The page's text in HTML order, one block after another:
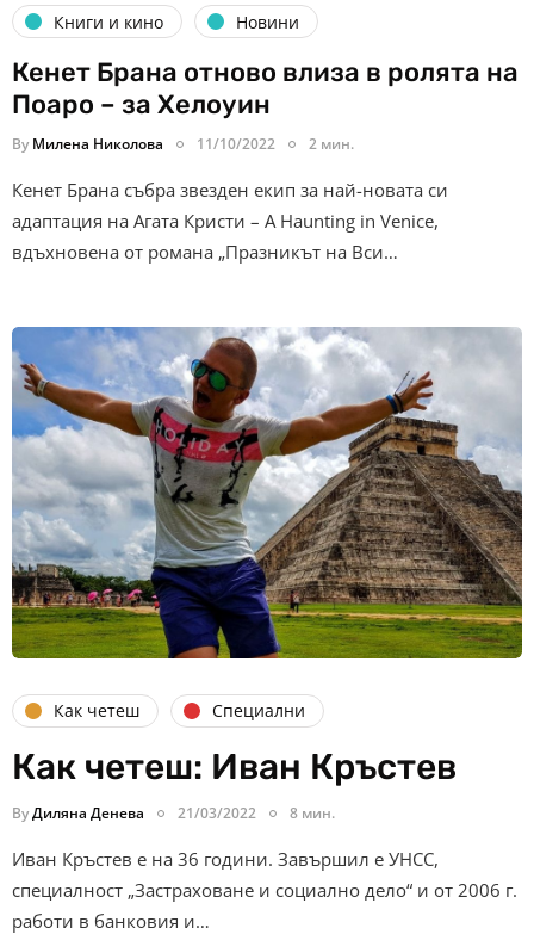
Книги и кино Новини
Кенет Брана отново влиза в ролята на
Поаро – за Хелоуин
By Милена Николова 11/10/2022 2 мин.
Кенет Брана събра звезден екип за най-новата си
адаптация на Агата Кристи – A Haunting in Venice,
вдъхновена от романа „Празникът на Вси…
Как четеш Специални
Как четеш: Иван Кръстев
ByДиляна Денева 21/03/2022 8 мин.
Иван Кръстев е на 36 години. Завършил е УНСС,
специалност „Застраховане и социално дело“ и от 2006 г.
работи в банковия и…